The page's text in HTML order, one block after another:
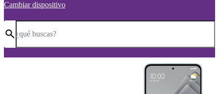
Cambiar dispositivo
¿qué buscas?